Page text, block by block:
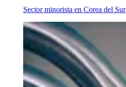
Sector minorista en Corea del Sur